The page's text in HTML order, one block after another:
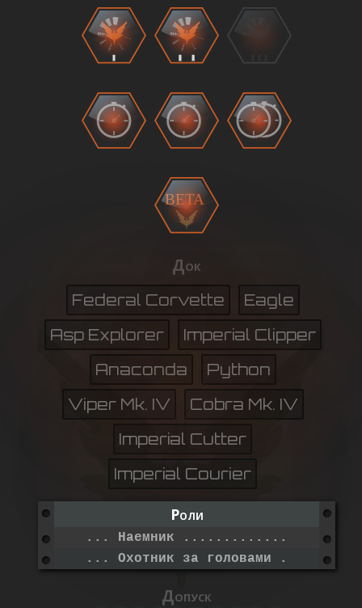
BETA
Док
Federal Corvette
Eagle
Asp Explorer
Imperial Clipper
Anaconda
Python
Viper Mk. IV
Cobra Mk. IV
Imperial Cutter
Imperial Courier
Роли
... Наемник
... Охотник за головами ....
Допуск